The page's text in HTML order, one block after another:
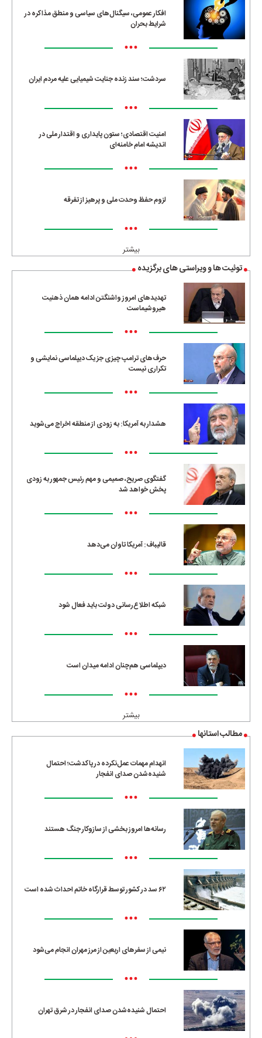
افکار عمومی، سیگنال‌های سیاسی و منطق مذاکره در
شرایط بحران
•••
سردشت؛ سند زنده جنایت شیمیایی علیه مردم ایران
•••
امنیت اقتصادی؛ ستون پایداری و اقتدار ملی در
اندیشه امام خامنه‌ای
•••
لزوم حفظ وحدت ملی و پرهیز از تفرقه
•••
بیشتر
توئیت ها و ویراستی های برگزیده
تهدیدهای امروز واشنگتن ادامه همان ذهنیت
هیروشیماست
•••
حرف‌های ترامپ چیزی جز یک دیپلماسی نمایشی و
تکراری نیست
•••
هشدار به آمریکا: به زودی از منطقه اخراج می‌شوید
•••
گفتگوی صریح، صمیمی و مهم رئیس جمهور به زودی
پخش خواهد شد
•••
قالیباف: آمریکا تاوان می‌دهد
•••
شبکه اطلاع‌رسانی دولت باید فعال شود
•••
دیپلماسی هم‌چنان ادامه میدان است
•••
بیشتر
مطالب استانها
انهدام مهمات عمل‌نکرده در پاکدشت؛ احتمال
شنیده‌شدن صدای انفجار
•••
رسانه‌ها امروز بخشی از سازوکار جنگ هستند
•••
۶۲ سد در کشور توسط قرارگاه خاتم احداث شده است
•••
نیمی از سفرهای اربعین از مرز مهران انجام می‌شود
•••
احتمال شنیده‌شدن صدای انفجار در شرق تهران